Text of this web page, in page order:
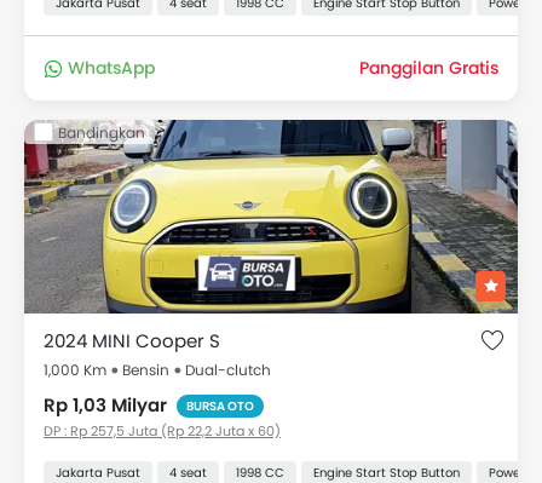
WhatsApp Panggilan Gratis
Bandingkan
2024 MINI Cooper S
1,000 Km Bensin Dual-clutch
Rp 1,03 Milyar BURSA OTO
DP : Rp 257,5 Juta (Rp 22,2 Juta x 60)
Jakarta Pusat 4 seat 1998 CC Engine Start Stop Button Power